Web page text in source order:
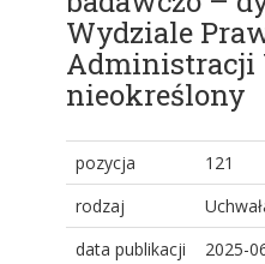
Wydziale
Administracji
nieokreślony
pozycja
121
rodzaj
data publikacji
2025-